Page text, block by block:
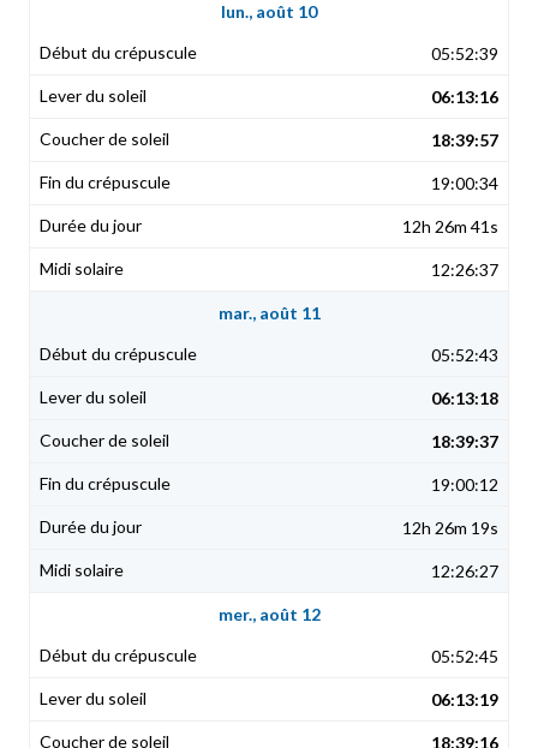
lun., août 10
05:52:39
06:13:16
18:39:57
19:00:34
12h 26m 41s
12:26:37
mar., août 11
05:52:43
06:13:18
18:39:37
19:00:12
12h 26m 19s
12:26:27
mer., août 12
05:52:45
06:13:19
18:39:16